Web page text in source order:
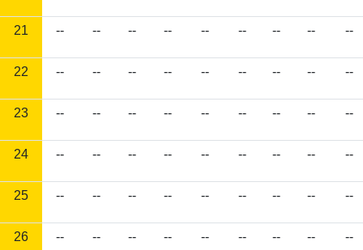
21 -- -- -- -- -- -- -- -- --
22 -- -- -- -- -- -- -- -- --
23 -- -- -- -- -- -- -- -- --
24 -- -- -- -- -- -- -- -- --
25 -- -- -- -- -- -- -- -- --
26 -- -- -- -- -- -- -- -- --